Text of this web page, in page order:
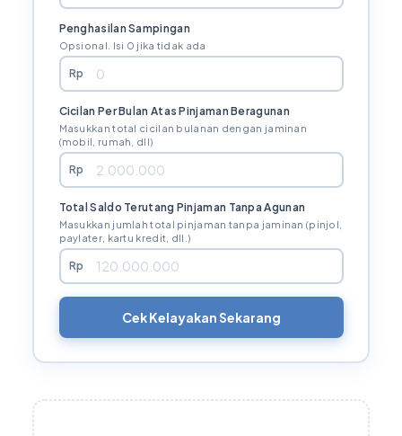
Penghasilan Sampingan
Opsional. Isi 0 jika tidak ada
Rp
Cicilan Per Bulan Atas Pinjaman Beragunan
Masukkan total cicilan bulanan dengan jaminan
(mobil, rumah, dll)
Rp
Total Saldo Terutang Pinjaman Tanpa Agunan
Masukkan jumlah total pinjaman tanpa jaminan (pinjol,
paylater, kartu kredit, dll.)
Rp
Cek Kelayakan Sekarang